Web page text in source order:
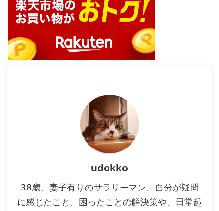
udokko
38歳、妻子有りのサラリーマン。自分が疑問
に感じたこと、困ったことの解決策や、日常起